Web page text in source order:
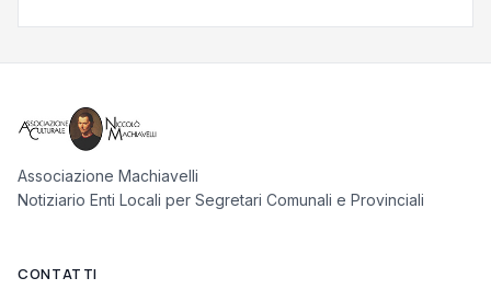
Associazione Machiavelli
Notiziario Enti Locali per Segretari Comunali e Provinciali
CONTATTI